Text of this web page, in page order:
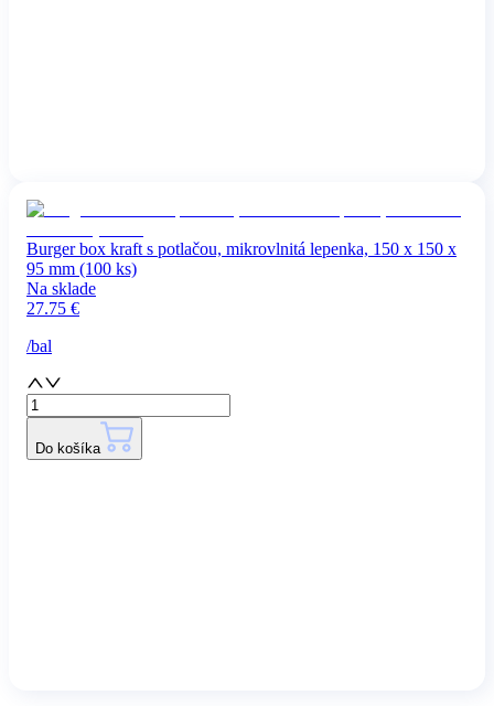
Burger box kraft s potlačou, mikrovlnitá lepenka, 150 x 150 x
95 mm (100 ks)
Na sklade
27.75 €
/bal
Do košíka